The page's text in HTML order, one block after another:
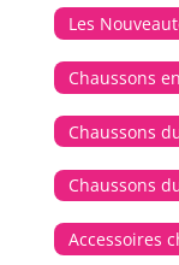
Les
Chaussons
Chaussons
Chaussons
Accessoires